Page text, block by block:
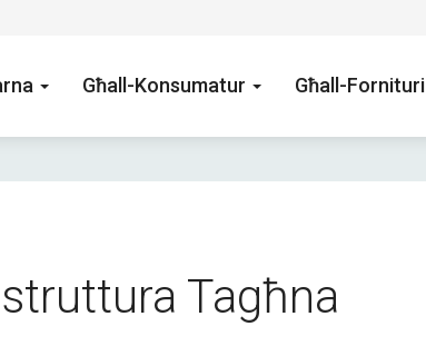
Għall-Konsumatur Għall-Fornituri
Tagħna